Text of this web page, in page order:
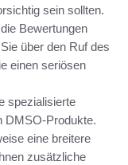
sein sollten.
Bewertungen
über den Ruf des
einen seriösen
spezialisierte
DMSO-Produkte.
eine breitere
zusätzliche